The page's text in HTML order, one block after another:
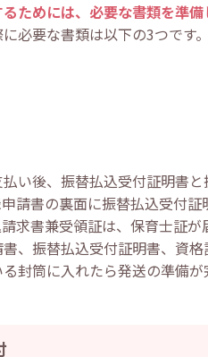
ためには、必要な書類を準
必要な書類は以下の3つです。
い後、振替払込受付証明書
請書の裏面に振替払込受付
求書兼受領証は、保育士証
、振替払込受付証明書、資
封筒に入れたら発送の準備が